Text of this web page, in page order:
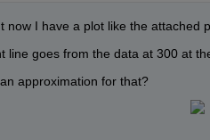
now I have a plot like the attached
line goes from the data at 300 at
approximation for that?